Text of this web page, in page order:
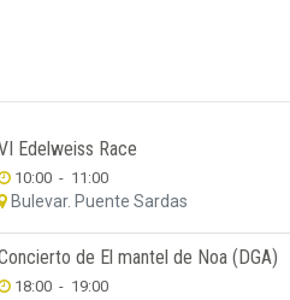
Edelweiss Race
10:00 - 11:00
Bulevar. Puente Sardas
de El mantel de Noa (DGA)
18:00 - 19:00